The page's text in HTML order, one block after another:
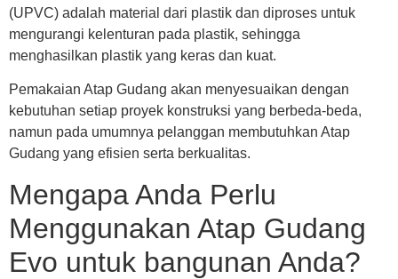
(UPVC) adalah material dari plastik dan diproses untuk
mengurangi kelenturan pada plastik, sehingga
menghasilkan plastik yang keras dan kuat.
Pemakaian Atap Gudang akan menyesuaikan dengan
kebutuhan setiap proyek konstruksi yang berbeda-beda,
namun pada umumnya pelanggan membutuhkan Atap
Gudang yang efisien serta berkualitas.
Mengapa Anda Perlu
Menggunakan Atap Gudang
Evo untuk bangunan Anda?